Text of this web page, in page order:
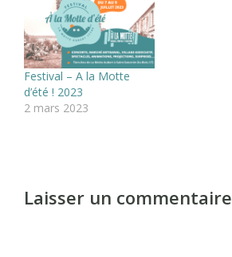
Festival – A la Motte
d’été ! 2023
2 mars 2023
Laisser un commentaire